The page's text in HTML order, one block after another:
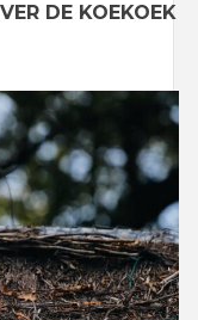
DE KOEKOEK